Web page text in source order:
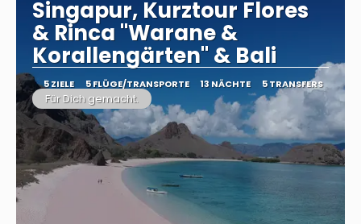
Singapur, Kurztour Flores
& Rinca "Warane &
Korallengärten" & Bali
5 ZIELE 5 FLÜGE/TRANSPORTE 13 NÄCHTE 5 TRANSFERS
Für Dich gemacht.